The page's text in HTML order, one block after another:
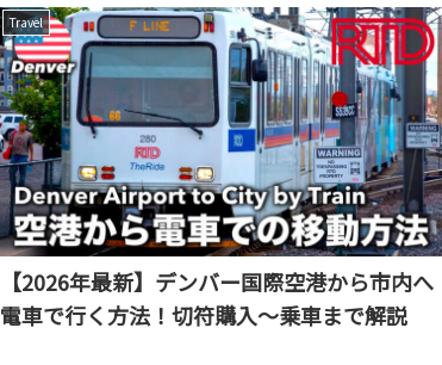
Travel
【2026年最新】デンバー国際空港から市内へ
電車で行く方法！切符購入〜乗車まで解説